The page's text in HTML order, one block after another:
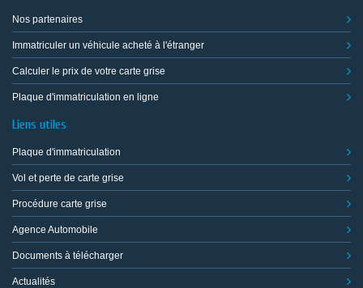
Nos partenaires
Immatriculer un véhicule acheté à l'étranger
Calculer le prix de votre carte grise
Plaque d'immatriculation en ligne
Liens utiles
Plaque d'immatriculation
Vol et perte de carte grise
Procédure carte grise
Agence Automobile
Documents à télécharger
Actualités